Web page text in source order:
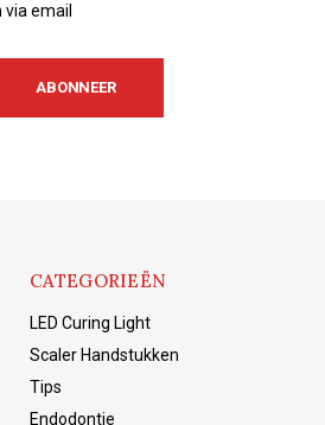
email
ABONNEER
CATEGORIEËN
LED Curing Light
Scaler Handstukken
Tips
Endodontie